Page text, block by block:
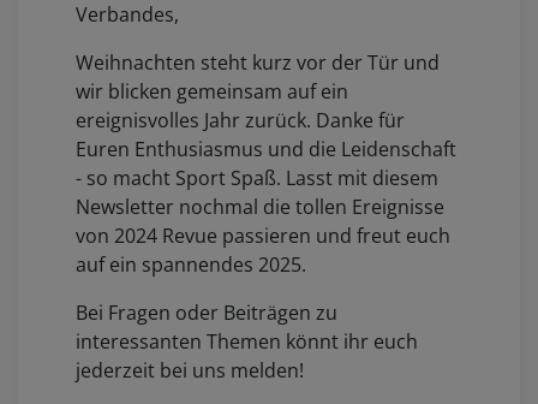
Verbandes,
Weihnachten steht kurz vor der Tür und
wir blicken gemeinsam auf ein
ereignisvolles Jahr zurück. Danke für
Euren Enthusiasmus und die Leidenschaft
- so macht Sport Spaß. Lasst mit diesem
Newsletter nochmal die tollen Ereignisse
von 2024 Revue passieren und freut euch
auf ein spannendes 2025.
Bei Fragen oder Beiträgen zu
interessanten Themen könnt ihr euch
jederzeit bei uns melden!